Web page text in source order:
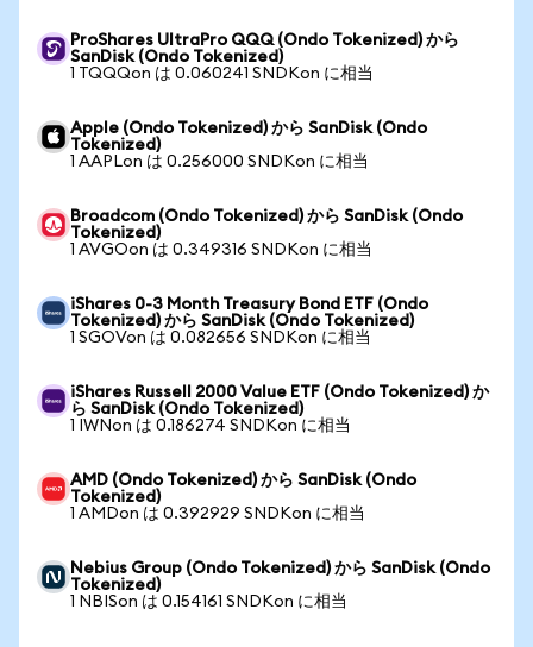
ProShares UltraPro QQQ (Ondo Tokenized) から
SanDisk (Ondo Tokenized)
1 TQQQon は 0.060241 SNDKon に相当
Apple (Ondo Tokenized) から SanDisk (Ondo
Tokenized)
1 AAPLon は 0.256000 SNDKon に相当
Broadcom (Ondo Tokenized) から SanDisk (Ondo
Tokenized)
1 AVGOon は 0.349316 SNDKon に相当
iShares 0-3 Month Treasury Bond ETF (Ondo
Tokenized) から SanDisk (Ondo Tokenized)
1 SGOVon は 0.082656 SNDKon に相当
iShares Russell 2000 Value ETF (Ondo Tokenized) か
ら SanDisk (Ondo Tokenized)
1 IWNon は 0.186274 SNDKon に相当
AMD (Ondo Tokenized) から SanDisk (Ondo
Tokenized)
1 AMDon は 0.392929 SNDKon に相当
Nebius Group (Ondo Tokenized) から SanDisk (Ondo
Tokenized)
1 NBISon は 0.154161 SNDKon に相当